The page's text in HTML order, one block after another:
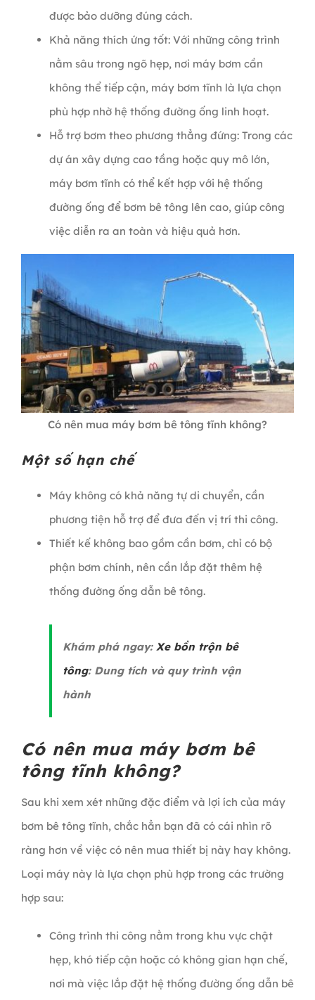
được bảo dưỡng đúng cách.
Khả năng thích ứng tốt: Với những công trình
nằm sâu trong ngõ hẹp, nơi máy bơm cần
không thể tiếp cận, máy bơm tĩnh là lựa chọn
phù hợp nhờ hệ thống đường ống linh hoạt.
Hỗ trợ bơm theo phương thẳng đứng: Trong các
dự án xây dựng cao tầng hoặc quy mô lớn,
máy bơm tĩnh có thể kết hợp với hệ thống
đường ống để bơm bê tông lên cao, giúp công
việc diễn ra an toàn và hiệu quả hơn.
Có nên mua máy bơm bê tông tĩnh không?
Một số hạn chế
Máy không có khả năng tự di chuyển, cần
phương tiện hỗ trợ để đưa đến vị trí thi công.
Thiết kế không bao gồm cần bơm, chỉ có bộ
phận bơm chính, nên cần lắp đặt thêm hệ
thống đường ống dẫn bê tông.
Khám phá ngay: Xe bồn trộn bê
tông: Dung tích và quy trình vận
hành
Có nên mua máy bơm bê
tông tĩnh không?
Sau khi xem xét những đặc điểm và lợi ích của máy
bơm bê tông tĩnh, chắc hẳn bạn đã có cái nhìn rõ
ràng hơn về việc có nên mua thiết bị này hay không.
Loại máy này là lựa chọn phù hợp trong các trường
hợp sau:
Công trình thi công nằm trong khu vực chật
hẹp, khó tiếp cận hoặc có không gian hạn chế,
nơi mà việc lắp đặt hệ thống đường ống dẫn bê